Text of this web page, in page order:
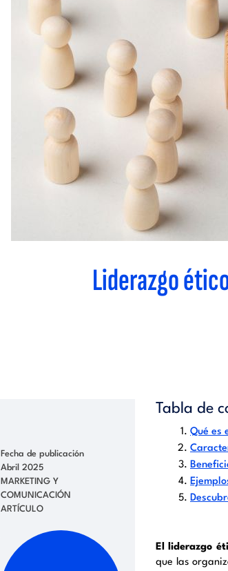
Liderazgo
Fecha de publicación
Abril 2025
MARKETING Y
COMUNICACIÓN
ARTÍCULO
Tabla de
Qué es
El liderazgo
que las